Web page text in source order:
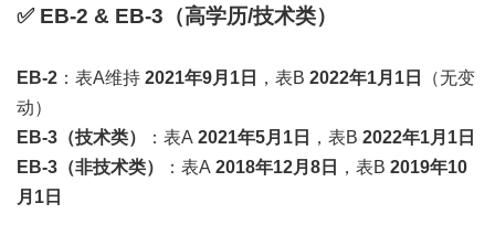
✅ EB-2 & EB-3（高学历/技术类）
EB-2 ：表A维持 2021年9月1日 ，表B 2022年1月1日
（无变
动）
EB-3（技术类）
：表A 2021年5月1日 ，表B 2022年1月1日
EB-3（非技术类）
：表A 2018年12月8日 ，表B 2019年10
月1日